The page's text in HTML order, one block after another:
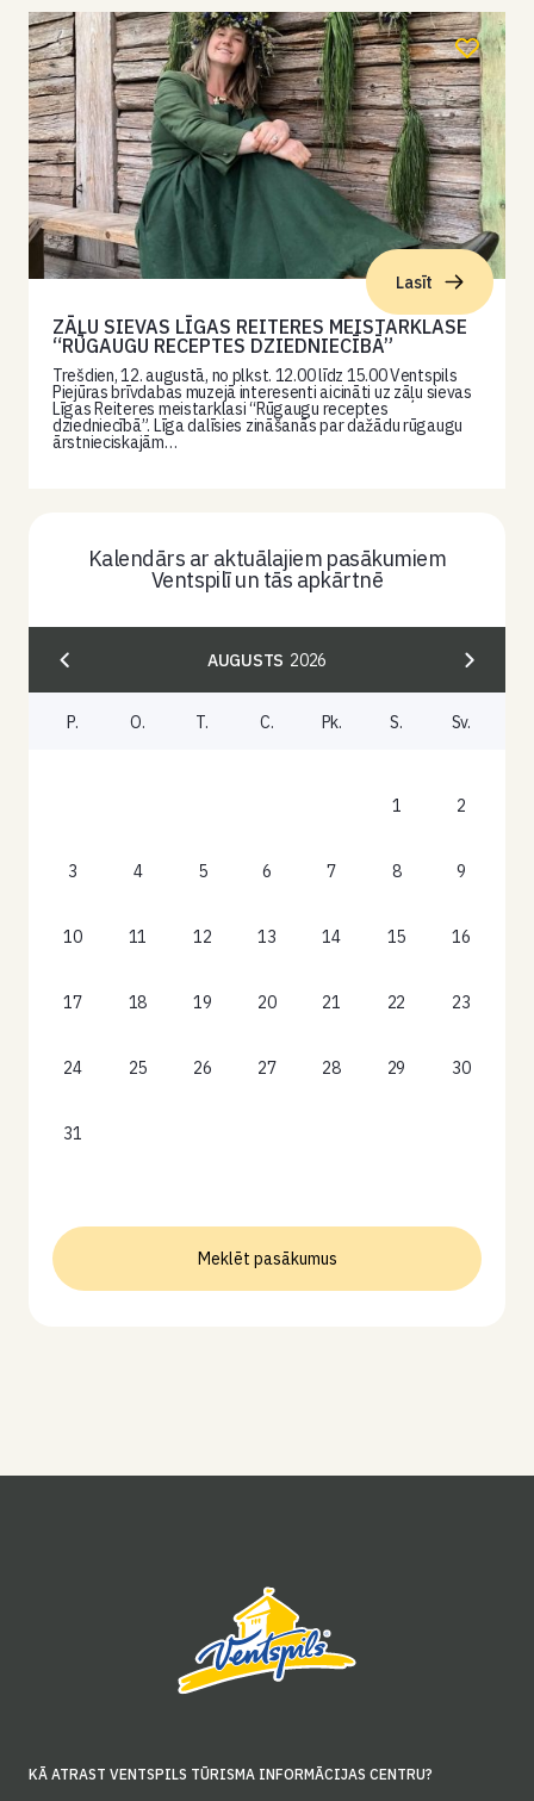
Lasīt
ZĀĻU SIEVAS LĪGAS REITERES MEISTARKLASE
“RŪGAUGU RECEPTES DZIEDNIECĪBĀ”
Trešdien, 12. augustā, no plkst. 12.00 līdz 15.00 Ventspils
Piejūras brīvdabas muzejā interesenti aicināti uz zāļu sievas
Līgas Reiteres meistarklasi “Rūgaugu receptes
dziedniecībā”. Līga dalīsies zināšanās par dažādu rūgaugu
ārstnieciskajām…
Kalendārs ar aktuālajiem pasākumiem
Ventspilī un tās apkārtnē
AUGUSTS 2026
P. O. T. C. Pk. S. Sv.
1 2
3 4 5 6 7 8 9
10 11 12 13 14 15 16
17 18 19 20 21 22 23
24 25 26 27 28 29 30
31
Meklēt pasākumus
KĀ ATRAST VENTSPILS TŪRISMA INFORMĀCIJAS CENTRU?